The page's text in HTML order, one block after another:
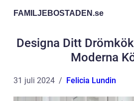
FAMILJEBOSTADEN.se
Designa Ditt
Moderna
31 juli 2024 Felicia Lundin